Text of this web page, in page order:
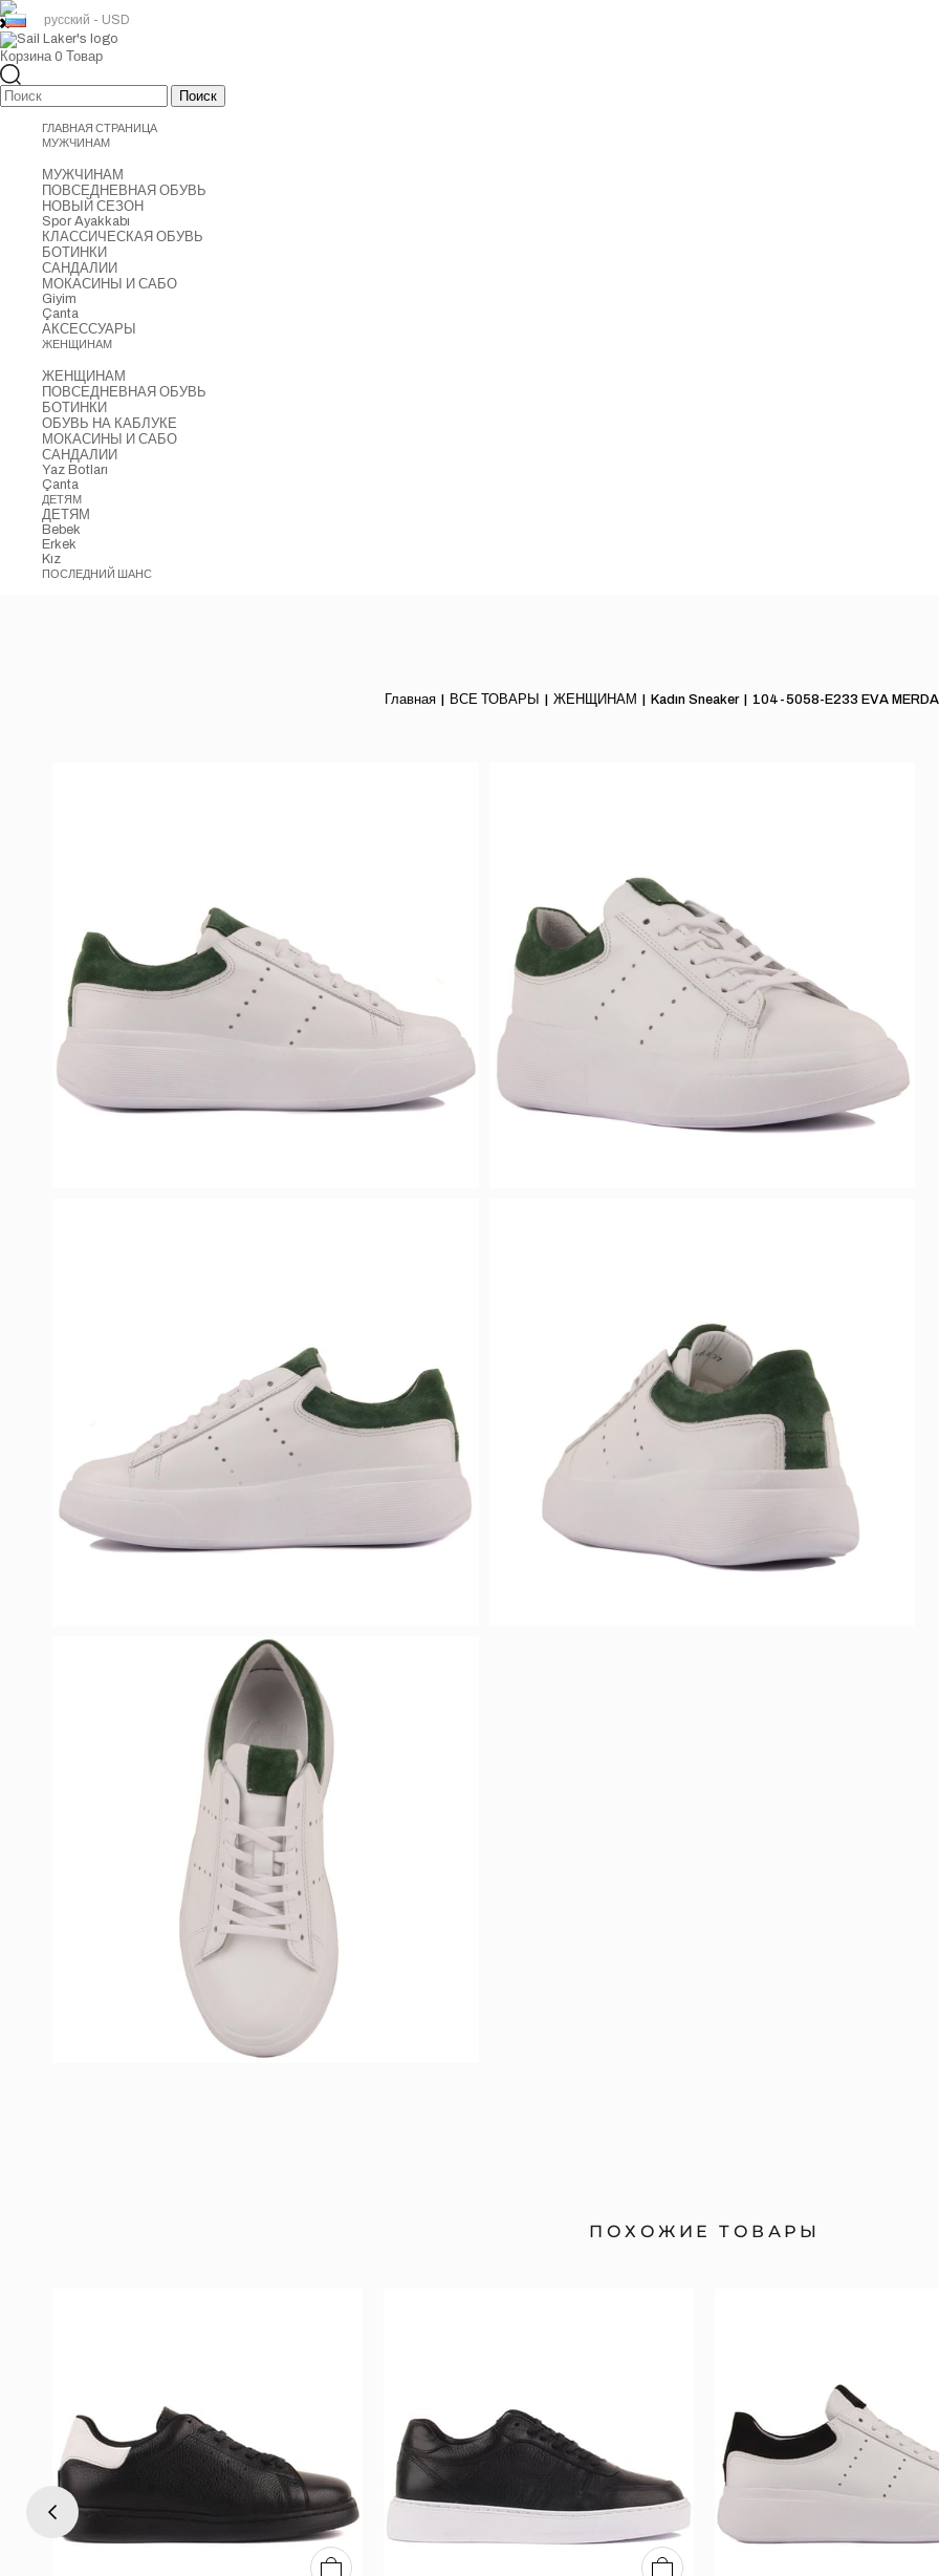
русский - USD
Корзина 0 Товар
ГЛАВНАЯ СТРАНИЦА
МУЖЧИНАМ
МУЖЧИНАМ
ПОВСЕДНЕВНАЯ ОБУВЬ
НОВЫЙ СЕЗОН
Spor Ayakkabı
КЛАССИЧЕСКАЯ ОБУВЬ
БОТИНКИ
САНДАЛИИ
МОКАСИНЫ И САБО
Giyim
Çanta
АКСЕССУАРЫ
ЖЕНЩИНАМ
ЖЕНЩИНАМ
ПОВСЕДНЕВНАЯ ОБУВЬ
БОТИНКИ
ОБУВЬ НА КАБЛУКЕ
МОКАСИНЫ И САБО
САНДАЛИИ
Yaz Botları
Çanta
ДЕТЯМ
ДЕТЯМ
Bebek
Erkek
Kız
ПОСЛЕДНИЙ ШАНС
Главная ВСЕ ТОВАРЫ ЖЕНЩИНАМ Kadın Sneaker 104-5058-E233 EVA
ПОХОЖИЕ ТОВАРЫ
3637 38 3637 38